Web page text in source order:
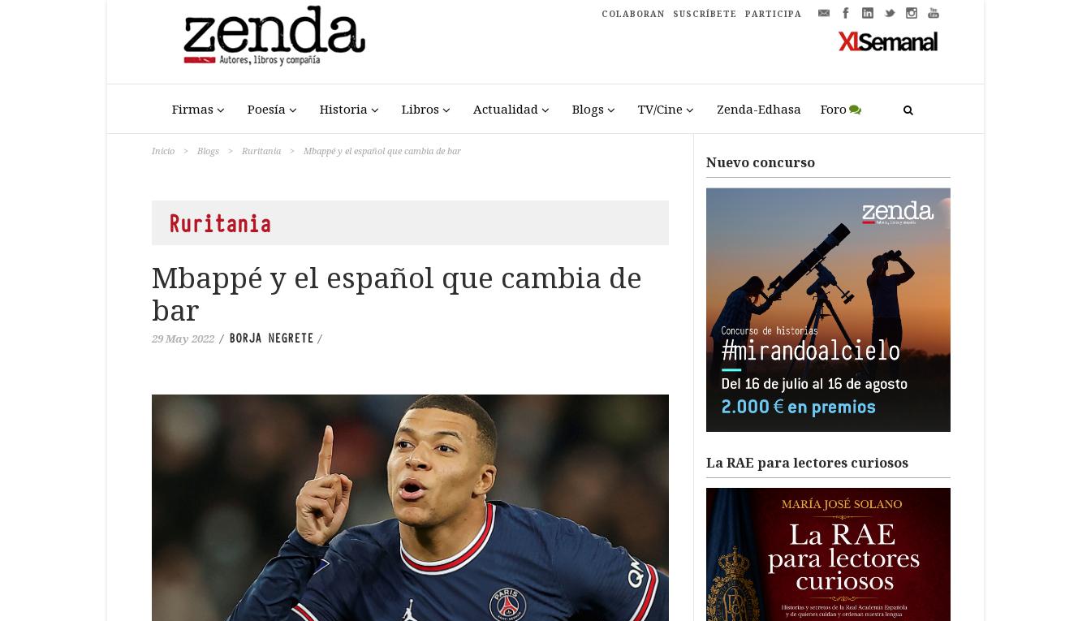
COLABORAN SUSCRÍBETE PARTICIPA
Firmas Poesía Historia Libros Actualidad Blogs TV/Cine Zenda-Edhasa Foro
Inicio > Blogs > Ruritania > Mbappé y el español que cambia de bar
Ruritania
Mbappé y el español que cambia de
bar
29 May 2022 / BORJA NEGRETE /
Nuevo concurso
La RAE para lectores curiosos